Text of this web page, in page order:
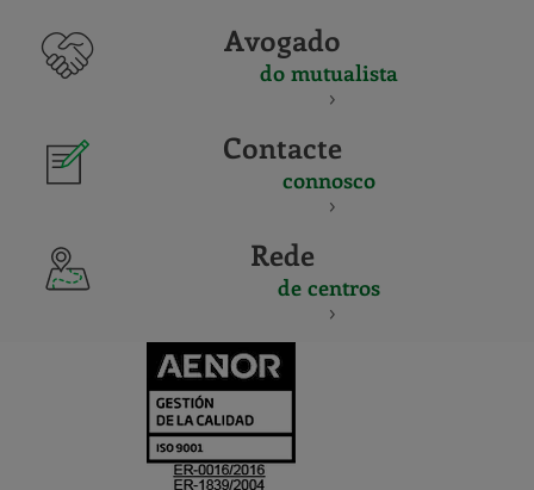
Avogado
do mutualista
Contacte
connosco
Rede
de centros